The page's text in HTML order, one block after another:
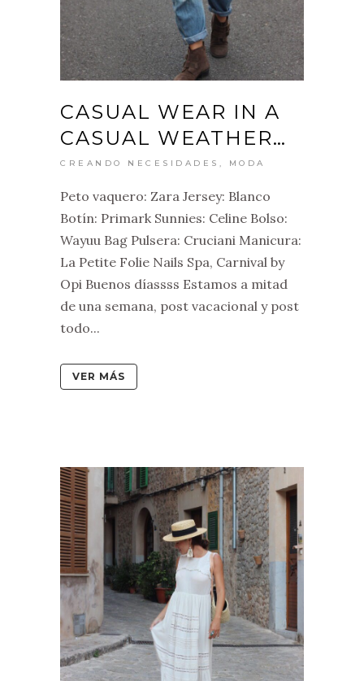
CASUAL WEAR IN A
CASUAL WEATHER…
CREANDO NECESIDADES , MODA
Peto vaquero: Zara Jersey: Blanco
Botín: Primark Sunnies: Celine Bolso:
Wayuu Bag Pulsera: Cruciani Manicura:
La Petite Folie Nails Spa, Carnival by
Opi Buenos díassss Estamos a mitad
de una semana, post vacacional y post
todo...
VER MÁS